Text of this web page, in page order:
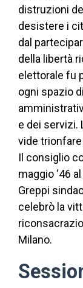
distruzioni
desistere i
dal
della libertà
elettorale fu
ogni spazio
e dei servizi.
vide trionfare
Il consiglio
maggio ‘46
Greppi
celebrò la
Milano.